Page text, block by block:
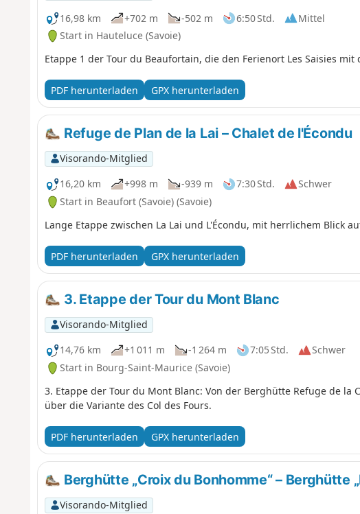
16,98 km
+702 m -502 m 6:50 Std.
Mittel
Start in Hauteluce (Savoie)
Etappe 1 der Tour du Beaufortain, die den Ferienort Les Saisies
PDF herunterladen GPX herunterladen
Refuge de Plan de la Lai – Chalet de l'Écondu
Visorando-Mitglied
16,20 km
+998 m -939 m 7:30 Std.
Schwer
Start in Beaufort (Savoie) (Savoie)
Lange Etappe zwischen La Lai und L'Écondu, mit herrlichem Blick
PDF herunterladen GPX herunterladen
3. Etappe der Tour du Mont Blanc
Visorando-Mitglied
14,76 km
+1 011 m -1 264 m 7:05 Std.
Schwer
Start in Bourg-Saint-Maurice (Savoie)
3. Etappe der Tour du Mont Blanc: Von der Berghütte Refuge de la
über die Variante des Col des Fours.
PDF herunterladen GPX herunterladen
Berghütte „Croix du Bonhomme“ – Berghütte
Visorando-Mitglied